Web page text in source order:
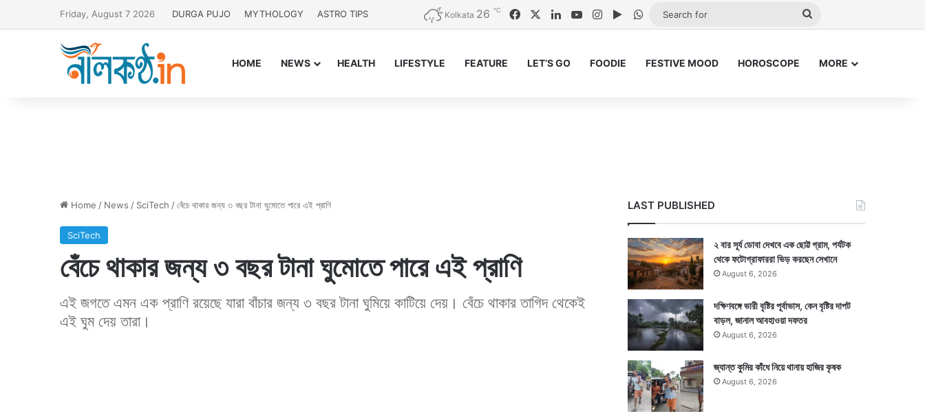
Friday, August 7 2026 DURGA PUJO MYTHOLOGY ASTRO TIPS Kolkata 26 ℃ FacebookLinkedInYouTubeInstagramGoogle Play
WhatsApp
Search
HOME NEWS HEALTH LIFESTYLE FEATURE LET’S GO FOODIE FESTIVE MOOD HOROSCOPE MORE
Home / News / SciTech /বেঁচে থাকার জন্য ৩ বছর টানা ঘুমোতে পারে এই প্রাণি
SciTech
বেঁচে থাকার জন্য ৩ বছর টানা ঘুমোতে পারে এই প্রাণি
এই জগতে এমন এক প্রাণি রয়েছে যারা বাঁচার জন্য ৩ বছর টানা ঘুমিয়ে কাটিয়ে দেয়। বেঁচে থাকার তাগিদ থেকেই
এই ঘুম দেয় তারা।
LAST PUBLISHED
২ বার সূর্য ডোবা দেখবে এক ছোট্ট গ্রাম, পর্যটক
থেকে ফটোগ্রাফাররা ভিড় করছেন সেখানে
August 6, 2026
দক্ষিণবঙ্গে ভারী বৃষ্টির পূর্বাভাস, কেন বৃষ্টির দাপট
বাড়ল, জানাল আবহাওয়া দফতর
August 6, 2026
জ্যান্ত কুমির কাঁধে নিয়ে থানায় হাজির কৃষক
August 6, 2026